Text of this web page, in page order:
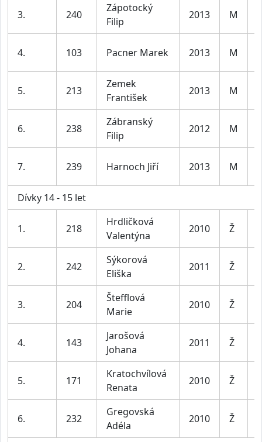
3. 240
Zápotocký
Filip
2013 M
4. 103 Pacner Marek 2013 M
5. 213
Zemek
František
2013 M
6. 238
Zábranský
Filip
2012 M
7. 239 Harnoch Jiří 2013 M
Dívky 14 - 15 let
1. 218
Hrdličková
Valentýna
2010 Ž
2. 242
Sýkorová
Eliška
2011 Ž
3. 204
Štefflová
Marie
2010 Ž
4. 143
Jarošová
Johana
2011 Ž
5. 171
Kratochvílová
Renata
2010 Ž
6. 232
Gregovská
Adéla
2010 Ž